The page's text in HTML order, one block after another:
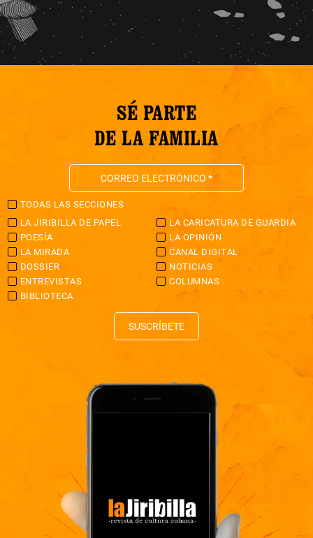
SÉ PARTE
DE LA FAMILIA
TODAS LAS SECCIONES
LA JIRIBILLA DE PAPEL
LA CARICATURA DE GUARDIA
POESÍA
LA OPINIÓN
LA MIRADA
CANAL DIGITAL
DOSSIER
NOTICIAS
ENTREVISTAS
COLUMNAS
BIBLIOTECA
SUSCRÍBETE